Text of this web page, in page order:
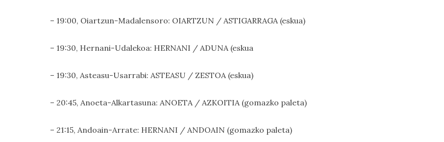
– 19:00, Oiartzun-Madalensoro: OIARTZUN / ASTIGARRAGA (eskua)
– 19:30, Hernani-Udalekoa: HERNANI / ADUNA (eskua
– 19:30, Asteasu-Usarrabi: ASTEASU / ZESTOA (eskua)
– 20:45, Anoeta-Alkartasuna: ANOETA / AZKOITIA (gomazko paleta)
– 21:15, Andoain-Arrate: HERNANI / ANDOAIN (gomazko paleta)